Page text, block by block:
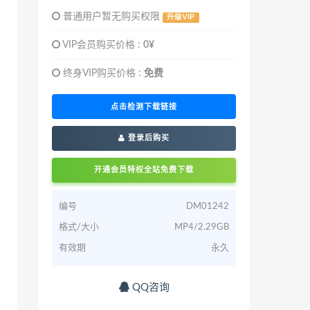
普通用户暂无购买权限 升级VIP
VIP会员购买价格 : 0¥
终身VIP购买价格 : 免费
点击检测下载链接
登录后购买
开通会员特权全站免费下载
编号 DM01242
格式/大小 MP4/2.29GB
有效期 永久
QQ咨询